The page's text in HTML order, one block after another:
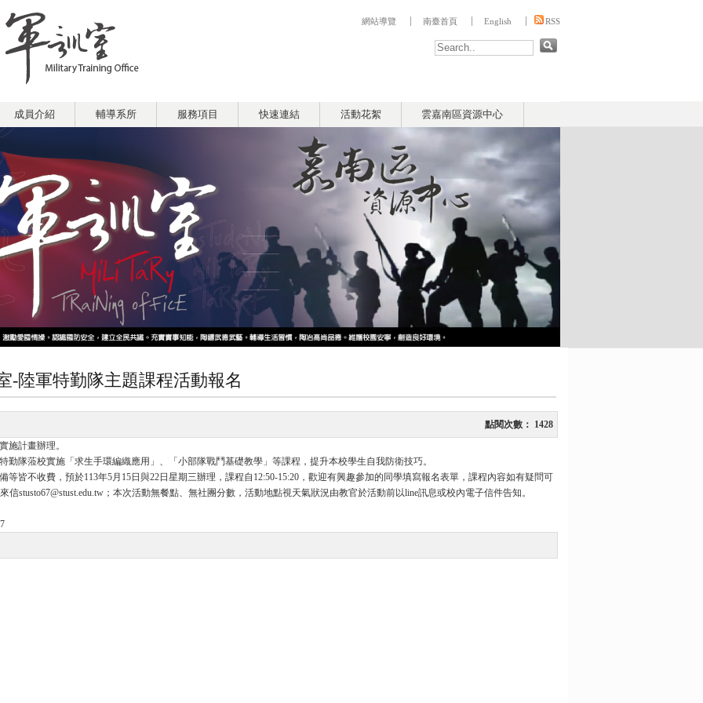
網站導覽 南臺首頁 English RSS
成員介紹 輔導系所 服務項目 快速連結 活動花絮 雲嘉南區資源中心
-陸軍特勤隊主題課程活動報名
點閱次數： 1428
施計畫辦理。
勤隊蒞校實施「求生手環編織應用」、「小部隊戰鬥基礎教學」等課程，提升本校學生自我防衛技巧。
皆不收費，預於113年5月15日與22日星期三辦理，課程自12:50-15:20，歡迎有興趣參加的同學填寫報名表單，課程內容如有疑問可
信stusto67@stust.edu.tw；本次活動無餐點、無社團分數，活動地點視天氣狀況由教官於活動前以line訊息或校內電子信件告知。